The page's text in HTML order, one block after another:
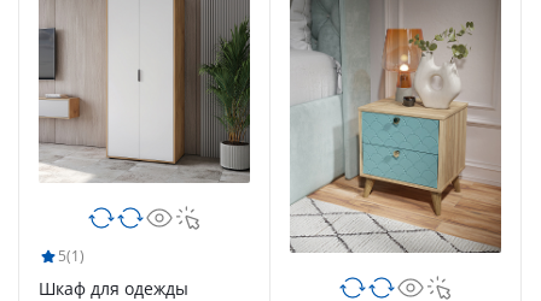
5(1)
Шкаф для одежды